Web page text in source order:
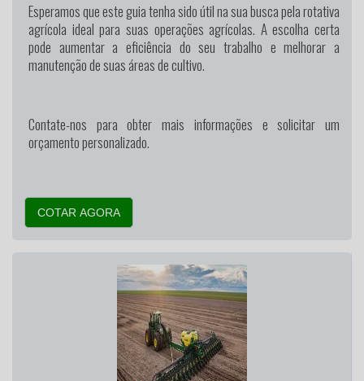
Esperamos que este guia tenha sido útil na sua busca pela rotativa
agrícola ideal para suas operações agrícolas. A escolha certa
pode aumentar a eficiência do seu trabalho e melhorar a
manutenção de suas áreas de cultivo.
Contate-nos para obter mais informações e solicitar um
orçamento personalizado.
COTAR AGORA